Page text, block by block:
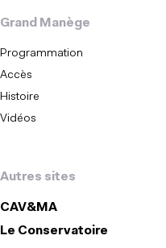
Autres sites
CAV&MA
Le Conservatoire
Grand Manège
Programmation
Accès
Histoire
Vidéos